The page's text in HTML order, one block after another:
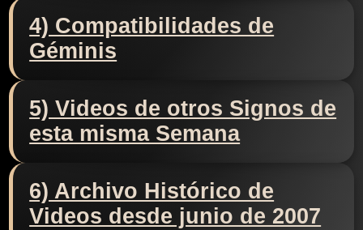
4) Compatibilidades de
Géminis
5) Videos de otros Signos de
esta misma Semana
6) Archivo Histórico de
Videos desde junio de 2007